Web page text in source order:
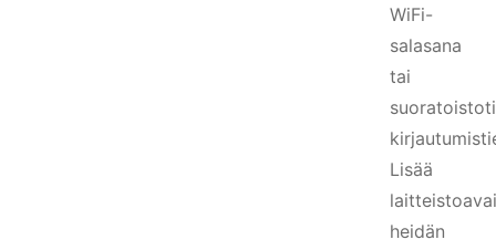
WiFi-
salasana
tai
Lisää
heidän